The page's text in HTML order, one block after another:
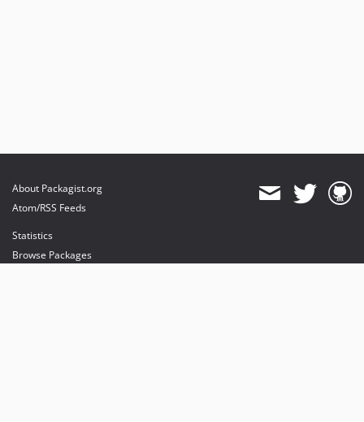
About Packagist.org
Atom/RSS Feeds
Statistics
Browse Packages